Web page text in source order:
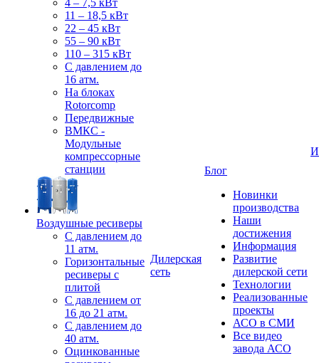
4 – 7,5 кВт
11 – 18,5 кВт
22 – 45 кВт
55 – 90 кВт
110 – 315 кВт
С давлением до
16 атм.
На блоках
Rotorcomp
Передвижные
ВМКС -
Модульные
компрессорные
станции
Воздушные ресиверы
С давлением до
11 атм.
Горизонтальные
ресиверы с
плитой
С давлением от
16 до 21 атм.
С давлением до
40 атм.
Оцинкованные
Дилерская
сеть
Блог
Новинки
производства
Наши
достижения
Информация
Развитие
дилерской сети
Технологии
Реализованные
проекты
АСО в СМИ
Все видео
завода АСО